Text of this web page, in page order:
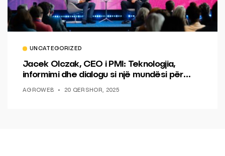
UNCATEGORIZED
Jacek Olczak, CEO i PMI: Teknologjia,
informimi dhe dialogu si një mundësi për
AGROWEB 20 QERSHOR, 2025